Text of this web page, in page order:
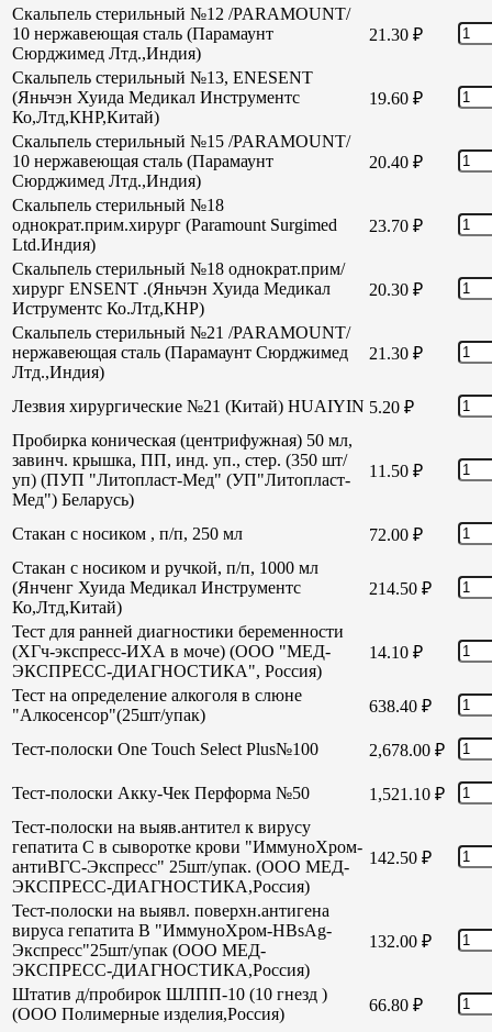
Скальпель стерильный №12 /PARAMOUNT/
10 нержавеющая сталь (Парамаунт
Сюрджимед Лтд.,Индия)
21.30 ₽
Скальпель стерильный №13, ENESENT
(Яньчэн Хуида Медикал Инструментс
Ко,Лтд,КНР,Китай)
19.60 ₽
Скальпель стерильный №15 /PARAMOUNT/
10 нержавеющая сталь (Парамаунт
Сюрджимед Лтд.,Индия)
20.40 ₽
Скальпель стерильный №18
однократ.прим.хирург (Paramount Surgimed
Ltd.Индия)
23.70 ₽
Скальпель стерильный №18 однократ.прим/
хирург ENSENT .(Яньчэн Хуида Медикал
Иструментс Ко.Лтд,КНР)
20.30 ₽
Скальпель стерильный №21 /PARAMOUNT/
нержавеющая сталь (Парамаунт Сюрджимед
Лтд.,Индия)
21.30 ₽
Лезвия хирургические №21 (Китай) HUAIYIN 5.20 ₽
Пробирка коническая (центрифужная) 50 мл,
завинч. крышка, ПП, инд. уп., стер. (350 шт/
уп) (ПУП "Литопласт-Мед" (УП"Литопласт-
Мед") Беларусь)
11.50 ₽
Стакан с носиком , п/п, 250 мл 72.00 ₽
Стакан с носиком и ручкой, п/п, 1000 мл
(Янченг Хуида Медикал Инструментс
Ко,Лтд,Китай)
214.50 ₽
Тест для ранней диагностики беременности
(ХГч-экспресс-ИХА в моче) (ООО "МЕД-
ЭКСПРЕСС-ДИАГНОСТИКА", Россия)
14.10 ₽
Тест на определение алкоголя в слюне
"Алкосенсор"(25шт/упак)
638.40 ₽
Тест-полоски One Touch Select Plus№100 2,678.00 ₽
Тест-полоски Акку-Чек Перформа №50 1,521.10 ₽
Тест-полоски на выяв.антител к вирусу
гепатита С в сыворотке крови "ИммуноХром-
антиВГС-Экспресс" 25шт/упак. (ООО МЕД-
ЭКСПРЕСС-ДИАГНОСТИКА,Россия)
142.50 ₽
Тест-полоски на выявл. поверхн.антигена
вируса гепатита В "ИммуноХром-HBsAg-
Экспресс"25шт/упак (ООО МЕД-
ЭКСПРЕСС-ДИАГНОСТИКА,Россия)
132.00 ₽
Штатив д/пробирок ШЛПП-10 (10 гнезд )
(ООО Полимерные изделия,Россия)
66.80 ₽